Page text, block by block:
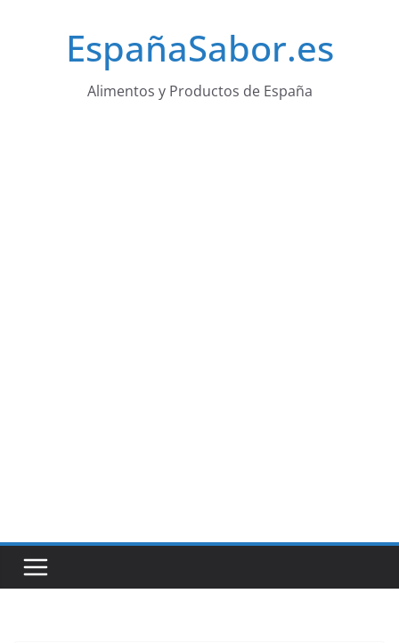
EspañaSabor.es
Alimentos y Productos de España